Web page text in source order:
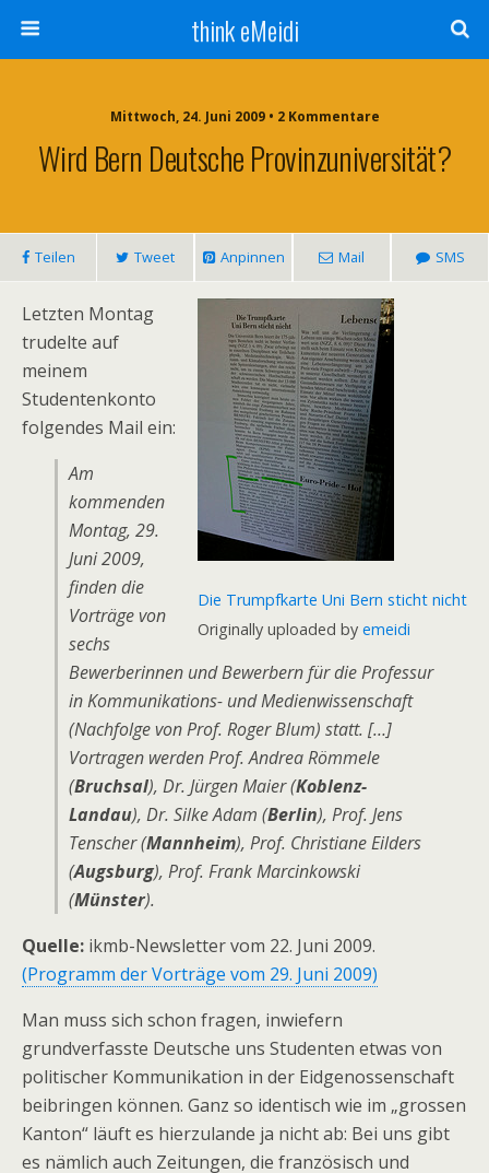
think eMeidi
Mittwoch, 24. Juni 2009 • 2 Kommentare
Wird Bern Deutsche Provinzuniversität?
Teilen Tweet Anpinnen Mail SMS
Die Trumpfkarte Uni Bern sticht nicht
Originally uploaded by emeidi
Letzten Montag
trudelte auf
meinem
Studentenkonto
folgendes Mail ein:
Am
kommenden
Montag, 29.
Juni 2009,
finden die
Vorträge von
sechs
Bewerberinnen und Bewerbern für die Professur
in Kommunikations- und Medienwissenschaft
(Nachfolge von Prof. Roger Blum) statt. […]
Vortragen werden Prof. Andrea Römmele
(Bruchsal), Dr. Jürgen Maier (Koblenz-
Landau), Dr. Silke Adam (Berlin), Prof. Jens
Tenscher (Mannheim), Prof. Christiane Eilders
(Augsburg), Prof. Frank Marcinkowski
(Münster).
Quelle: ikmb-Newsletter vom 22. Juni 2009.
(Programm der Vorträge vom 29. Juni 2009)
Man muss sich schon fragen, inwiefern
grundverfasste Deutsche uns Studenten etwas von
politischer Kommunikation in der Eidgenossenschaft
beibringen können. Ganz so identisch wie im „grossen
Kanton“ läuft es hierzulande ja nicht ab: Bei uns gibt
es nämlich auch Zeitungen, die französisch und